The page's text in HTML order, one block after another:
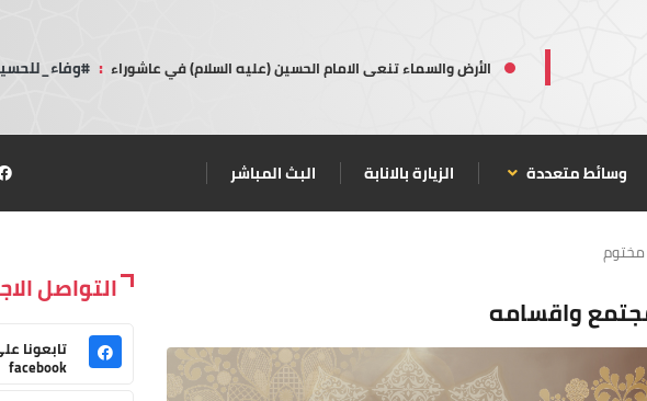
الأرض والسماء تنعى الامام الحسين (عليه السلام) في عاشوراء :
وسائط متعددة الزيارة بالانابة البث المباشر
واقسامه
التواصل
تابعونا
facebook